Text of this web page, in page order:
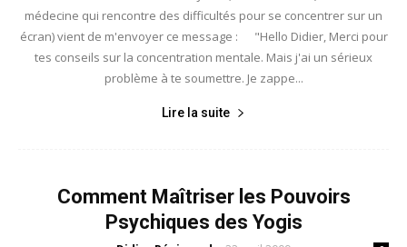
médecine qui rencontre des difficultés pour se concentrer sur un
écran) vient de m'envoyer ce message : "Hello Didier, Merci pour
tes conseils sur la concentration mentale. Mais j'ai un sérieux
problème à te soumettre. Je zappe...
Lire la suite
Comment Maîtriser les Pouvoirs
Psychiques des Yogis